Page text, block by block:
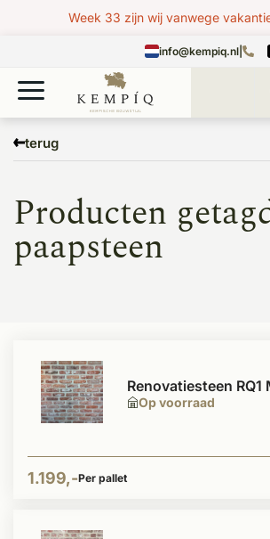
Week 33 zijn wij vanwege
info@kempiq.nl
terug
paapsteen
Producten
paapsteen
Op voorraad
Renovatiesteen
1.199,-Per pallet